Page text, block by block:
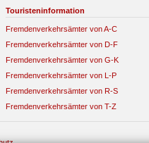
Touristeninformation
Fremdenverkehrsämter von A-C
Fremdenverkehrsämter von D-F
Fremdenverkehrsämter von G-K
Fremdenverkehrsämter von L-P
Fremdenverkehrsämter von R-S
Fremdenverkehrsämter von T-Z